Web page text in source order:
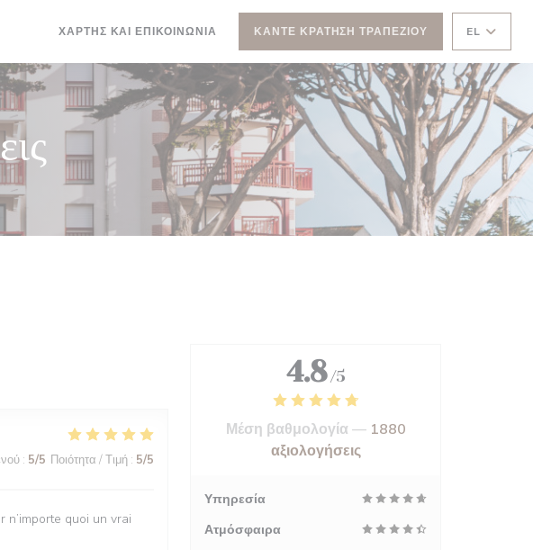
ΧΆΡΤΗΣ ΚΑΙ ΕΠΙΚΟΙΝΩΝΊΑ ΚΆΝΤΕ ΚΡΆΤΗΣΗ ΤΡΑΠΕΖΙΟΎ EL
: 5/5 Ποιότητα / Τιμή : 5/5
quoi un vrai
4.8 /5
Μέση βαθμολογία — 1880
αξιολογήσεις
Υπηρεσία
Ατμόσφαιρα